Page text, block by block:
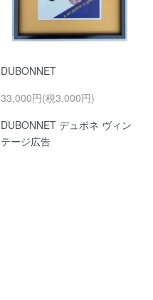
DUBONNET
33,000円(税3,000円)
DUBONNET デュボネ ヴィン
テージ広告